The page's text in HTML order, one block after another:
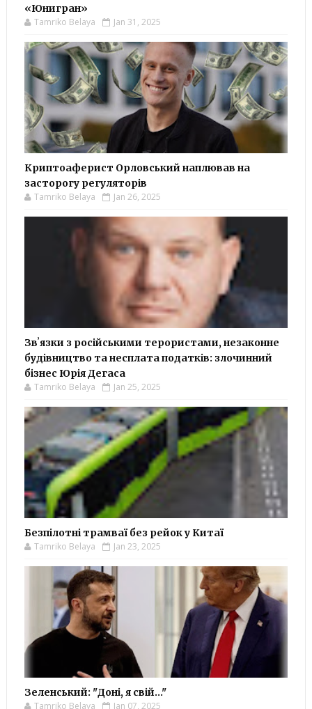
«Юнигран»
Tamriko Belaya Jan 31, 2025
Криптоаферист Орловський наплював на
засторогу регуляторів
Tamriko Belaya Jan 26, 2025
Звʼязки з російськими терористами, незаконне
будівництво та несплата податків: злочинний
бізнес Юрія Дегаса
Tamriko Belaya Jan 25, 2025
Безпілотні трамваї без рейок у Китаї
Tamriko Belaya Jan 23, 2025
Зеленський: "Доні, я свій..."
Tamriko Belaya Jan 07, 2025